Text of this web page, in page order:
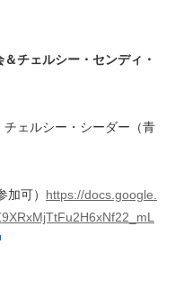
チェルシー・センディ・
ェルシー・シーダー（青
可） https://docs.google.